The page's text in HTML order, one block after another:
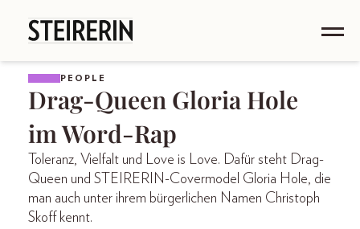
PEOPLE
Drag-Queen Gloria Hole
im Word-Rap
Toleranz, Vielfalt und Love is Love. Dafür steht Drag-
Queen und STEIRERIN-Covermodel Gloria Hole, die
man auch unter ihrem bürgerlichen Namen Christoph
Skoff kennt.